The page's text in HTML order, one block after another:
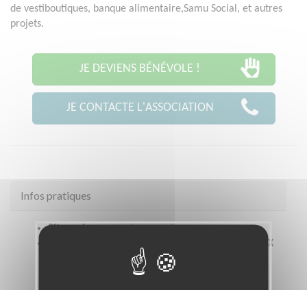
de vestiboutiques, banque alimentaire,Samu Social, et autres
projets.
JE DEVIENS BÉNÉVOLE !
JE CONTACTE L'ASSOCIATION
Infos pratiques
Site web www.croix-rouge.fr
82 Bvd George Sand CHATEAUROUX